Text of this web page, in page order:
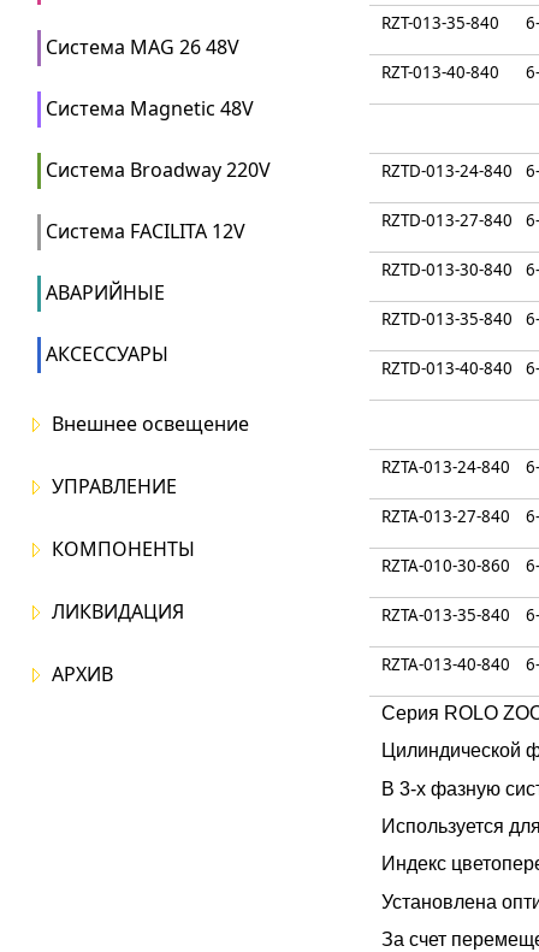
Система MAG 26 48V
Система Magnetic 48V
Система Broadway 220V
Система FACILITA 12V
АВАРИЙНЫЕ
АКСЕССУАРЫ
Внешнее освещение
УПРАВЛЕНИЕ
КОМПОНЕНТЫ
ЛИКВИДАЦИЯ
АРХИВ
RZT-013-35-840
RZT-013-40-840
RZTD-013-24-840
RZTD-013-27-840
RZTD-013-30-840
RZTD-013-35-840
RZTD-013-40-840
RZTA-013-24-840
RZTA-013-27-840
RZTA-010-30-860
RZTA-013-35-840
RZTA-013-40-840
Серия ROLO
Цилиндической
В 3-х фазную
Используется
Индекс
Установлена
За счет